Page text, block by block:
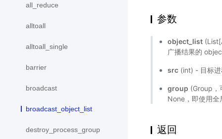
all_reduce
alltoall
alltoall_single
barrier
broadcast
broadcast_object_list
destroy_process_group
参数
object_list
广播结果的
src (int) - 目标
group (Group，
None，即使用全
返回